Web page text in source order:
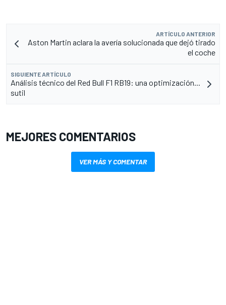
ARTÍCULO ANTERIOR
Aston Martin aclara la avería solucionada que dejó tirado
el coche
SIGUIENTE ARTÍCULO
Análisis técnico del Red Bull F1 RB19: una optimización...
sutil
MEJORES COMENTARIOS
VER MÁS Y COMENTAR